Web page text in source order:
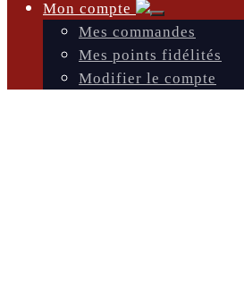
Mon compte
Mes commandes
Mes points fidélités
Modifier le compte